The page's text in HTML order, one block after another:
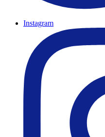
Instagram